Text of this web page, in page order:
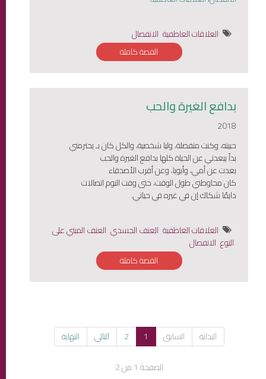
العلاقات العاطفية الانفصال
القصة كاملة
بدافع الغيرة والحب
2018
حبيته، وكنت منفصلة، وليا شخصية، والكل كان بـ يحترمني
بدأ يبعدني عن الحياة كلها بدافع الغيرة والحب
بعدت عن أمي، وأبويا، وعن أقرب الأصدقاء
كان محاوطني طول الوقت، حتى وقت النوم اتصالات
دايمًا شكاك إن في غيره في حياتي.
العلاقات العاطفية العنف الجسدي العنف المبني على
النوع الانفصال
القصة كاملة
البداية السابق 1
2 التالي
النهاية
الصفحة 1 من 2